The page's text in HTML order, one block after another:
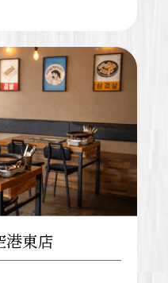
港東店